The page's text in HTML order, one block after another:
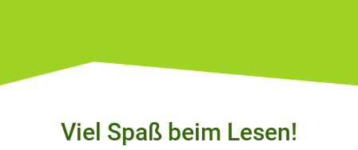
Viel Spaß beim Lesen!